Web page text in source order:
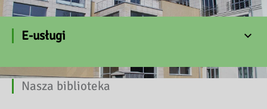
E-usługi
Nasza biblioteka